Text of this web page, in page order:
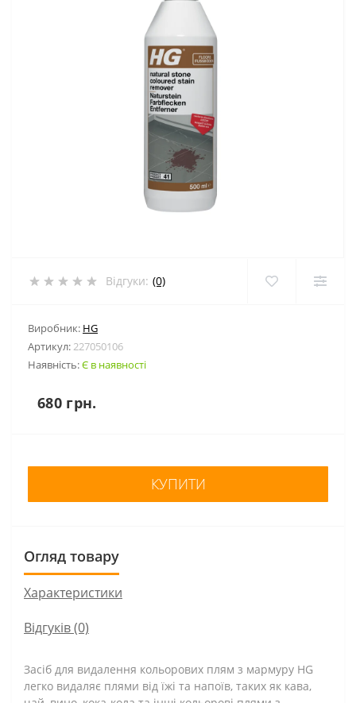
Відгуки: (0)
Виробник: HG
Артикул:227050106
Наявність:Є в наявності
680 грн.
КУПИТИ
Огляд товару
Характеристики
Відгуків (0)
Засіб для видалення кольорових плям з мармуру HG
легко видаляє плями від їжі та напоїв, таких як кава,